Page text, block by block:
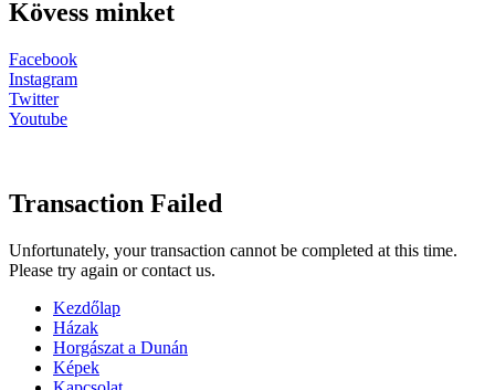
Kövess minket
Facebook
Instagram
Twitter
Youtube
Transaction Failed
Unfortunately, your transaction cannot be completed at this time.
Please try again or contact us.
Kezdőlap
Házak
Horgászat a Dunán
Képek